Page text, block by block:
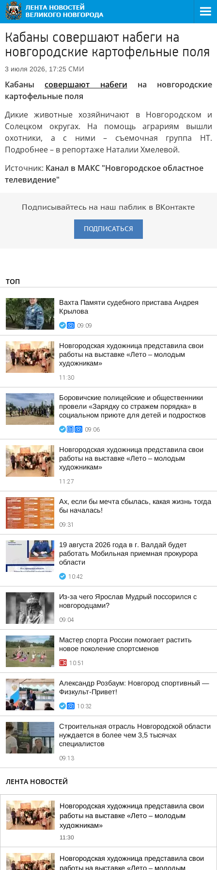
Кабаны совершают набеги на
новгородские картофельные поля
3 июля 2026, 17:25 СМИ
Кабанысовершают набеги на новгородские
картофельные поля
Дикие животные хозяйничают в Новгородском и
Солецком округах. На помощь аграриям вышли
охотники, а с ними – съемочная группа НТ.
Подробнее – в репортаже Наталии Хмелевой.
Источник: Канал в МАКС "Новгородское областное
телевидение"
Подписывайтесь на наш паблик в ВКонтакте
ПОДПИСАТЬСЯ
ТОП
Вахта Памяти судебного пристава Андрея
Крылова
09:09
Новгородская художница представила свои
работы на выставке «Лето – молодым
художникам»
11:30
Боровичские полицейские и общественники
провели «Зарядку со стражем порядка» в
социальном приюте для детей и подростков
09:06
Новгородская художница представила свои
работы на выставке «Лето – молодым
художникам»
11:27
Ах, если бы мечта сбылась, какая жизнь тогда
бы началась!
09:31
19 августа 2026 года в г. Валдай будет
работать Мобильная приемная прокурора
области
10:42
Из-за чего Ярослав Мудрый поссорился с
новгородцами?
09:04
Мастер спорта России помогает растить
новое поколение спортсменов
10:51
Александр Розбаум: Новгород спортивный —
Физкульт-Привет!
10:32
Строительная отрасль Новгородской области
нуждается в более чем 3,5 тысячах
специалистов
09:13
ЛЕНТА НОВОСТЕЙ
Новгородская художница представила свои
работы на выставке «Лето – молодым
художникам»
11:30
Новгородская художница представила свои
работы на выставке «Лето – молодым